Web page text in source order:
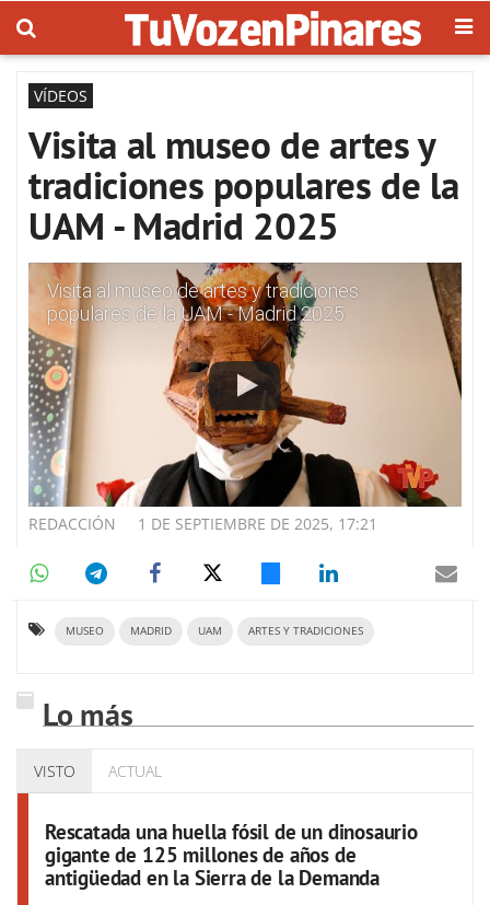
VÍDEOS
Visita al museo de artes y
tradiciones populares de la
UAM - Madrid 2025
Visita al museo de artes y tradiciones
populares de la UAM - Madrid 2025
1 DE SEPTIEMBRE DE 2025, 17:21
REDACCIÓN
MUSEO MADRID UAM ARTES Y TRADICIONES
Lo más
VISTO ACTUAL
Rescatada una huella fósil de un dinosaurio
gigante de 125 millones de años de
antigüedad en la Sierra de la Demanda